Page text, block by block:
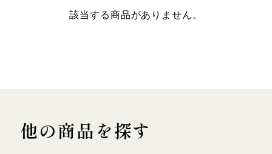
該当する商品がありません。
他の商品を探す